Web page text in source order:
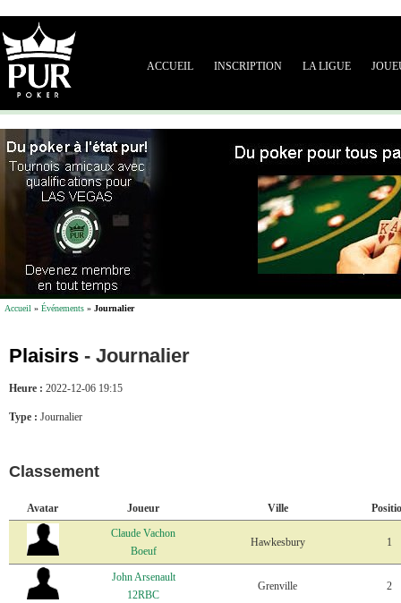
ACCUEIL INSCRIPTION LA LIGUE
Accueil » Événements » Journalier
Plaisirs - Journalier
Heure : 2022-12-06 19:15
Type : Journalier
Classement
Avatar Joueur Ville
Claude Vachon
Boeuf
Hawkesbury 1
John Arsenault
12RBC
Grenville 2